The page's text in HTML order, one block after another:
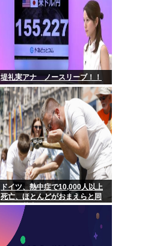
堤礼実アナ ノースリーブ！！
ドイツ、熱中症で10,000人以上
死亡、ほとんどがおまえらと同
年代、若者は元気